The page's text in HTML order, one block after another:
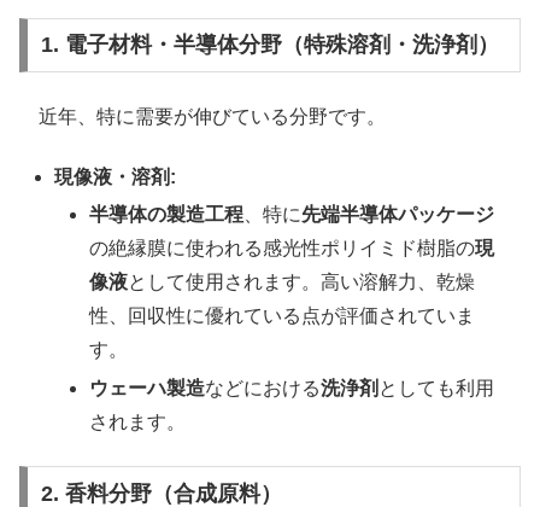
1. 電子材料・半導体分野（特殊溶剤・洗浄剤）
近年、特に需要が伸びている分野です。
現像液・溶剤:
半導体の製造工程、特に先端半導体パッケージ
の絶縁膜に使われる感光性ポリイミド樹脂の現
像液として使用されます。高い溶解力、乾燥
性、回収性に優れている点が評価されていま
す。
ウェーハ製造などにおける洗浄剤 としても利用
されます。
2. 香料分野（合成原料）